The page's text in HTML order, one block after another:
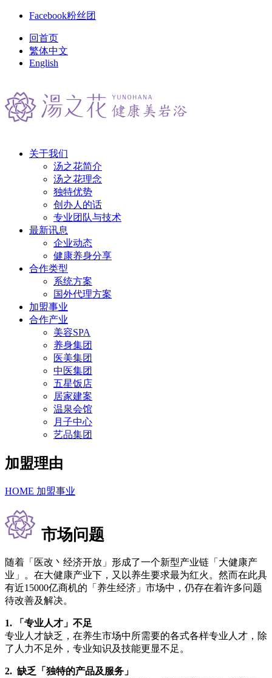
Facebook粉丝团
回首页
繁体中文
English
关于我们
汤之花简介
汤之花理念
独特优势
创办人的话
专业团队与技术
最新讯息
企业动态
健康养身分享
合作类型
系统方案
国外代理方案
加盟事业
合作产业
美容SPA
养身集团
医美集团
中医集团
五星饭店
居家建案
温泉会馆
月子中心
艺品集团
加盟理由
HOME 加盟事业
市场问题
随着「医改丶经济开放」形成了一个新型产业链「大健康产
业」。在大健康产业下，又以养生要求最为红火。然而在此具
有近15000亿商机的「养生经济」市场中，仍存在着许多问题
待改善及解决。
1. 「专业人才」不足
专业人才缺乏，在养生市场中所需要的各式各样专业人才，除
了人力不足外，专业知识及技能更显不足。
2. 缺乏「独特的产品及服务」